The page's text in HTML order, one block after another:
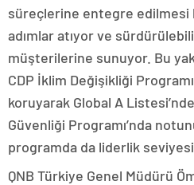
süreçlerine entegre edilmesi
adımlar atıyor ve
müşterilerine sunuyor. Bu
CDP İklim Değişikliği
koruyarak Global A
Güvenliği Programı’nda
programda da liderlik
QNB Türkiye Genel Müdürü